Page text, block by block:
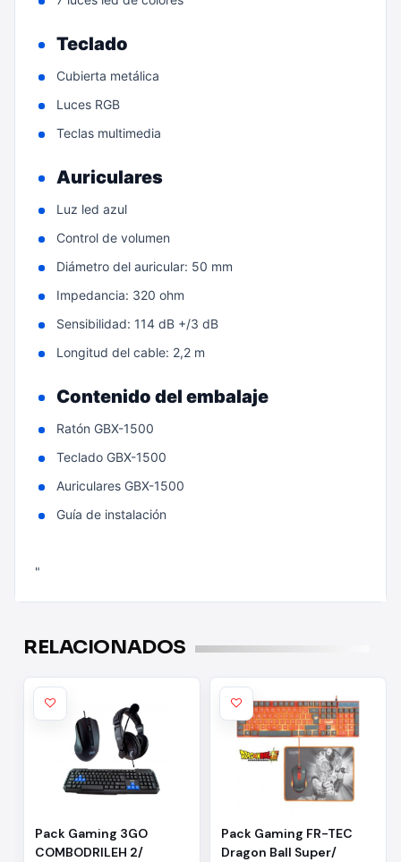
Teclado
Cubierta metálica
Luces RGB
Teclas multimedia
Auriculares
Luz led azul
Control de volumen
Diámetro del auricular: 50 mm
Impedancia: 320 ohm
Sensibilidad: 114 dB +/3 dB
Longitud del cable: 2,2 m
Contenido del embalaje
Ratón GBX-1500
Teclado GBX-1500
Auriculares GBX-1500
Guía de instalación
"
RELACIONADOS
Pack Gaming 3GO
COMBODRILEH 2/
Pack Gaming FR-TEC
Dragon Ball Super/